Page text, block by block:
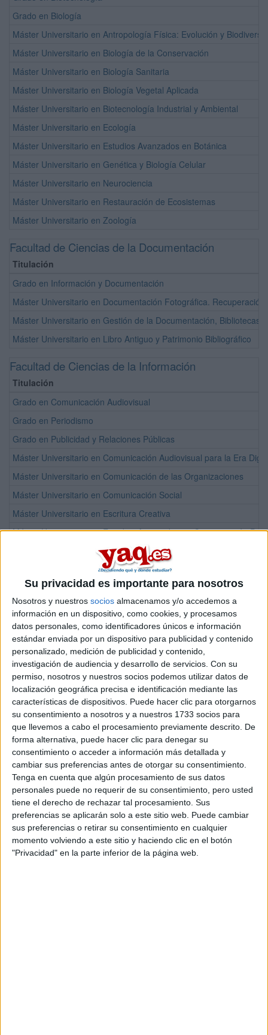
Su privacidad es importante para nosotros
Nosotros y nuestros socios almacenamos y/o accedemos a
información en un dispositivo, como cookies, y procesamos
datos personales, como identificadores únicos e información
estándar enviada por un dispositivo para publicidad y contenido
personalizado, medición de publicidad y contenido,
investigación de audiencia y desarrollo de servicios. Con su
permiso, nosotros y nuestros socios podemos utilizar datos de
localización geográfica precisa e identificación mediante las
características de dispositivos. Puede hacer clic para otorgarnos
su consentimiento a nosotros y a nuestros 1733 socios para
que llevemos a cabo el procesamiento previamente descrito. De
forma alternativa, puede hacer clic para denegar su
consentimiento o acceder a información más detallada y
cambiar sus preferencias antes de otorgar su consentimiento.
Tenga en cuenta que algún procesamiento de sus datos
personales puede no requerir de su consentimiento, pero usted
tiene el derecho de rechazar tal procesamiento. Sus
preferencias se aplicarán solo a este sitio web. Puede cambiar
sus preferencias o retirar su consentimiento en cualquier
momento volviendo a este sitio y haciendo clic en el botón
"Privacidad" en la parte inferior de la página web.
Grado en Biología
Máster Universitario en Antropología Física: Evolución y
Máster Universitario en Biología de la Conservación
Máster Universitario en Biología Sanitaria
Máster Universitario en Biología Vegetal Aplicada
Máster Universitario en Biotecnología Industrial y Ambiental
Máster Universitario en Ecología
Máster Universitario en Estudios Avanzados en Botánica
Máster Universitario en Genética y Biología Celular
Máster Universitario en Neurociencia
Máster Universitario en Restauración de Ecosistemas
Máster Universitario en Zoología
Facultad de Ciencias de la Documentación
Titulación
Grado en Información y Documentación
Máster Universitario en Documentación Fotográfica.
Máster Universitario en Gestión de la Documentación, Bibliotecas
Máster Universitario en Libro Antiguo y Patrimonio Bibliográfico
Facultad de Ciencias de la Información
Titulación
Grado en Comunicación Audiovisual
Grado en Periodismo
Grado en Publicidad y Relaciones Públicas
Máster Universitario en Comunicación Audiovisual para la Era
Máster Universitario en Comunicación de las Organizaciones
Máster Universitario en Comunicación Social
Máster Universitario en Escritura Creativa
Máster Universitario en Estudios Avanzados en Comunicación
Máster Universitario en Investigación en Periodismo, Discurso y
Máster Universitario en Patrimonio Audiovisual: Historia,
Máster Universitario en Periodismo Multimedia Profesional
Facultad de Ciencias Económicas y Empresariales
Titulación
Grado en Finanzas, Banca y Seguros
Grado en Administración y Dirección de Empresas (ADE)
Grado en Administración y Dirección de Empresas (ADE)
Grado en Economía
Grado en Economía
Doble Grado en Derecho + Administración y Dirección de
Doble Grado en Economía + Relaciones Internacionales
Doble Grado en Gestión y Administración Pública + Economía
Máster Universitario en Administración y Dirección de Empresas /
Máster Universitario en Auditoría y Contabilidad
Máster Universitario en Banca y Finanzas Cuantitativas
Máster Universitario en Ciencias Actuariales y Financieras